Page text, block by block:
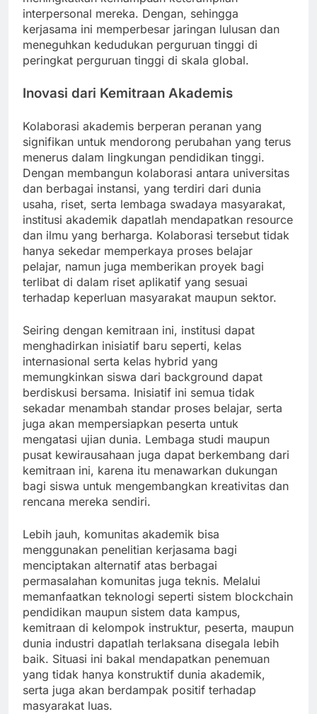
interpersonal mereka. Dengan, sehingga
kerjasama ini memperbesar jaringan lulusan dan
meneguhkan kedudukan perguruan tinggi di
peringkat perguruan tinggi di skala global.
Inovasi dari Kemitraan Akademis
Kolaborasi akademis berperan peranan yang
signifikan untuk mendorong perubahan yang terus
menerus dalam lingkungan pendidikan tinggi.
Dengan membangun kolaborasi antara universitas
dan berbagai instansi, yang terdiri dari dunia
usaha, riset, serta lembaga swadaya masyarakat,
institusi akademik dapatlah mendapatkan resource
dan ilmu yang berharga. Kolaborasi tersebut tidak
hanya sekedar memperkaya proses belajar
pelajar, namun juga memberikan proyek bagi
terlibat di dalam riset aplikatif yang sesuai
terhadap keperluan masyarakat maupun sektor.
Seiring dengan kemitraan ini, institusi dapat
menghadirkan inisiatif baru seperti, kelas
internasional serta kelas hybrid yang
memungkinkan siswa dari background dapat
berdiskusi bersama. Inisiatif ini semua tidak
sekadar menambah standar proses belajar, serta
juga akan mempersiapkan peserta untuk
mengatasi ujian dunia. Lembaga studi maupun
pusat kewirausahaan juga dapat berkembang dari
kemitraan ini, karena itu menawarkan dukungan
bagi siswa untuk mengembangkan kreativitas dan
rencana mereka sendiri.
Lebih jauh, komunitas akademik bisa
menggunakan penelitian kerjasama bagi
menciptakan alternatif atas berbagai
permasalahan komunitas juga teknis. Melalui
memanfaatkan teknologi seperti sistem blockchain
pendidikan maupun sistem data kampus,
kemitraan di kelompok instruktur, peserta, maupun
dunia industri dapatlah terlaksana disegala lebih
baik. Situasi ini bakal mendapatkan penemuan
yang tidak hanya konstruktif dunia akademik,
serta juga akan berdampak positif terhadap
masyarakat luas.